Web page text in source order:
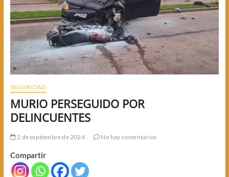
SEGURIDAD
MURIO PERSEGUIDO POR
DELINCUENTES
2 de septiembre de 2024 No hay comentarios
Compartir